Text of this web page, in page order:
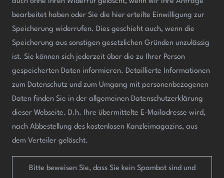
bearbeitet haben oder Sie die hier erteilte Einwilligung zur
Speicherung widerrufen. Dies geschieht auch, wenn die
Speicherung aus sonstigen gesetzlichen Gründen unzulässig
ist. Sie können sich jederzeit über die zu Ihrer Person
gespeicherten Daten informieren. Detaillierte Informationen
zum Datenschutz und zum Umgang mit personenbezogenen
Daten finden Sie in der allgemeinen Datenschutzerklärung
dieser Webseite. D.h. Ihre übermittelte E-Mailadresse wird,
nach Abbestellung des kostenlosen Kanzleimagazins, aus
dem Verteiler gelöscht.
Bitte beweisen Sie, dass Sie kein Spambot sind und